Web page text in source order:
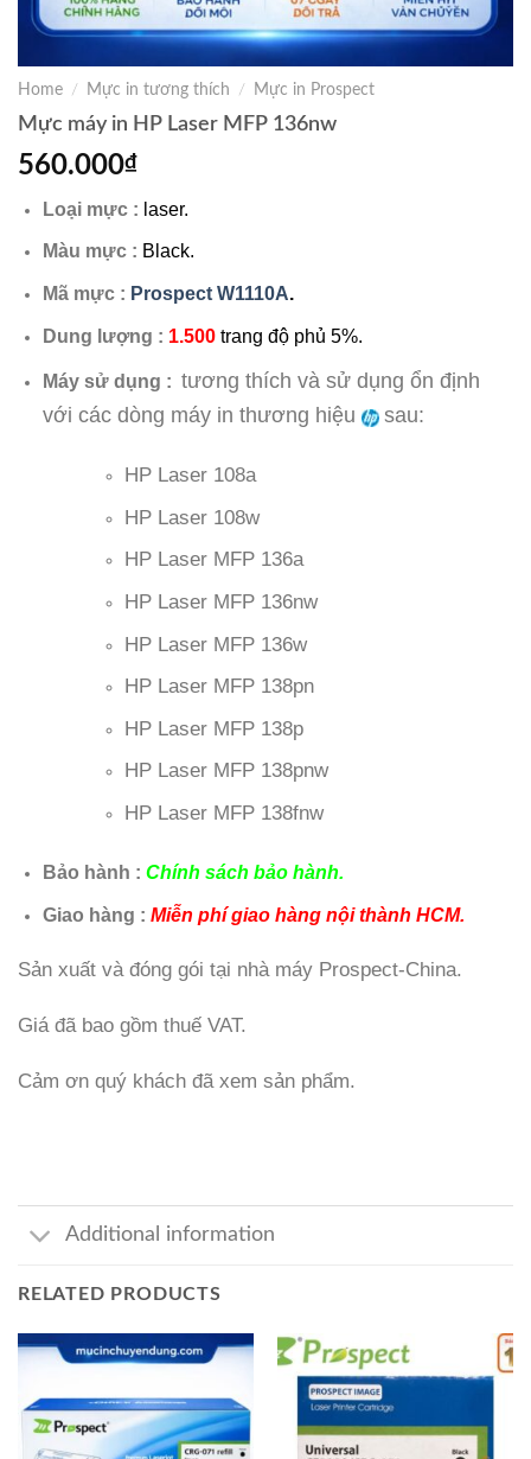
Home / Mực in tương thích / Mực in Prospect
Mực máy in HP Laser MFP 136nw
560.000₫
Loại mực : laser.
Màu mực : Black.
Mã mực : Prospect W1110A.
Dung lượng : 1.500 trang độ phủ 5%.
Máy sử dụng : tương thích và sử dụng ổn định
với các dòng máy in thương hiệu
sau:
HP Laser 108a
HP Laser 108w
HP Laser MFP 136a
HP Laser MFP 136nw
HP Laser MFP 136w
HP Laser MFP 138pn
HP Laser MFP 138p
HP Laser MFP 138pnw
HP Laser MFP 138fnw
Bảo hành : Chính sách bảo hành.
Giao hàng : Miễn phí giao hàng nội thành HCM.
Sản xuất và đóng gói tại nhà máy Prospect-China.
Giá đã bao gồm thuế VAT.
Cảm ơn quý khách đã xem sản phẩm.
Additional information
RELATED PRODUCTS